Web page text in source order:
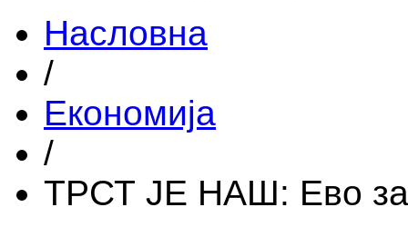
Насловна
/
Економија
/
ТРСТ ЈЕ НАШ: Eво